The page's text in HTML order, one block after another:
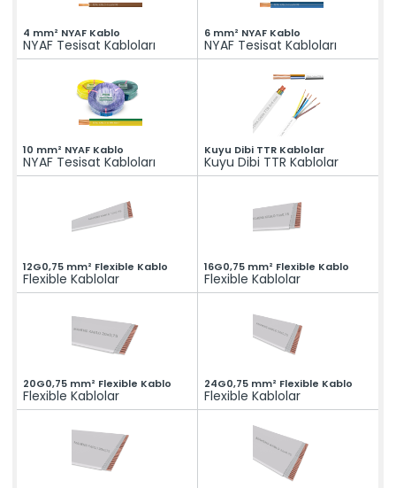
Kurumsal
» Hakkımızda
» Halat Şişesi Grubu
» Plastik Grubu
» Konsol Grubu
» Kalite Belgelerimiz
» Kalite Politikamız
» Üretim Hattımız
» Özel Üretim Yeteneğimiz
Online Katalog
» Konum Bilgilerimiz
ve yüksek kaliteli komponentler üreten güçlü bir
üreticidir. Mühendislik tecrübesiyle güven veren
çözümler sunar.
» Halat Şişesi Grubu
» Tüm Kategoriler
Tüm hakkı saklıdır. Sitemizde kullanılan tüm içerik ve görseller
Mahens Asansör'e ait olup izinsiz kullanımı hukuki yaptırıma tabidir.
Kalite
İhracat & Lojistik
Haberler
İletişim
4 mm² NYAF Kablo
NYAF Tesisat Kabloları
6 mm² NYAF Kablo
NYAF Tesisat Kabloları
10 mm² NYAF Kablo
NYAF Tesisat Kabloları
Kuyu Dibi TTR Kablolar
Kuyu Dibi TTR Kablolar
12G0,75 mm² Flexible Kablo
Flexible Kablolar
16G0,75 mm² Flexible Kablo
Flexible Kablolar
20G0,75 mm² Flexible Kablo
Flexible Kablolar
24G0,75 mm² Flexible Kablo
Flexible Kablolar